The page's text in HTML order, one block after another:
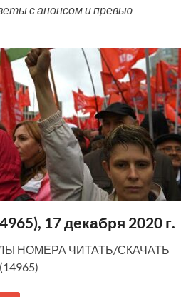
с анонсом и превью
17 декабря 2020 г.
НОМЕРА ЧИТАТЬ/СКАЧАТЬ